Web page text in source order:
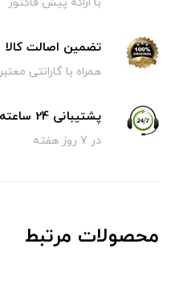
تضمین اصالت کالا
همراه با گارانتی معتبر
پشتیبانی 24 ساعته
در 7 روز هفته
محصولات مرتبط